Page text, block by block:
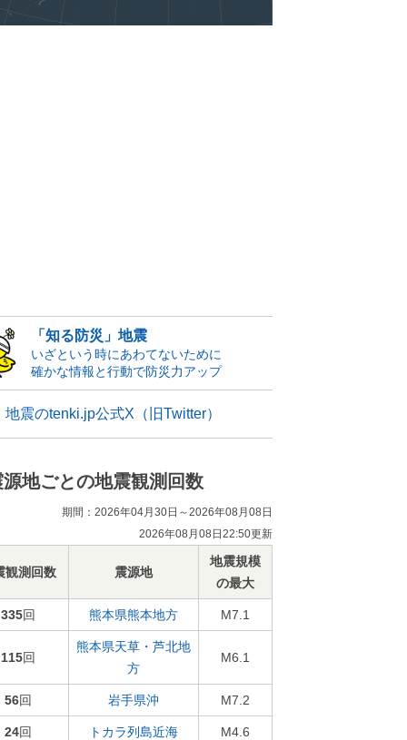
「知る防災」地震
いざという時にあわてないために
確かな情報と行動で防災力アップ
地震のtenki.jp公式X（旧Twitter）
源地ごとの地震観測回数
期間：2026年04月30日～2026年08月08日
2026年08月08日22:50更新
観測回数 震源地
地震規模
の最大
335回 熊本県熊本地方 M7.1
115回
熊本県天草・芦北地
方
M6.1
56回 岩手県沖 M7.2
24回 トカラ列島近海 M4.6